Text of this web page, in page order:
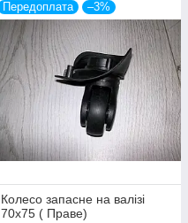
Передоплата –3%
Колесо запасне на валізі
70х75 ( Праве)